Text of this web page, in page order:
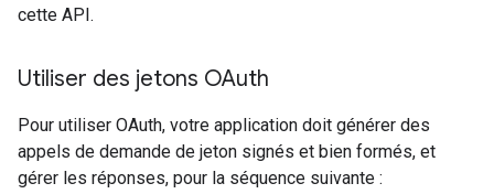
cette API.
Utiliser des jetons OAuth
Pour utiliser OAuth, votre application doit générer des
appels de demande de jeton signés et bien formés, et
gérer les réponses, pour la séquence suivante :